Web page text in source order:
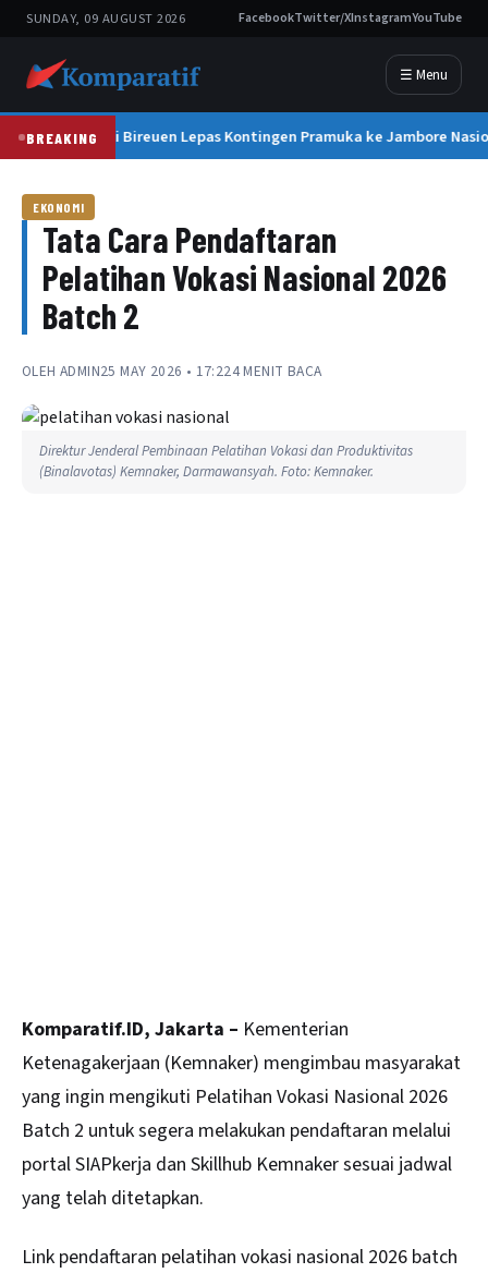
SUNDAY, 09 AUGUST 2026 FacebookTwitter/XInstagramYouTube
☰ Menu
BREAKINGBupati Bireuen Lepas Kontingen Pramuka ke Jambore
EKONOMI
Tata Cara Pendaftaran
Pelatihan Vokasi Nasional 2026
Batch 2
OLEH ADMIN25 MAY 2026 • 17:224 MENIT BACA
Direktur Jenderal Pembinaan Pelatihan Vokasi dan Produktivitas
(Binalavotas) Kemnaker, Darmawansyah. Foto: Kemnaker.
Komparatif.ID, Jakarta – Kementerian
Ketenagakerjaan (Kemnaker) mengimbau masyarakat
yang ingin mengikuti Pelatihan Vokasi Nasional 2026
Batch 2 untuk segera melakukan pendaftaran melalui
portal SIAPkerja dan Skillhub Kemnaker sesuai jadwal
yang telah ditetapkan.
Link pendaftaran pelatihan vokasi nasional 2026 batch